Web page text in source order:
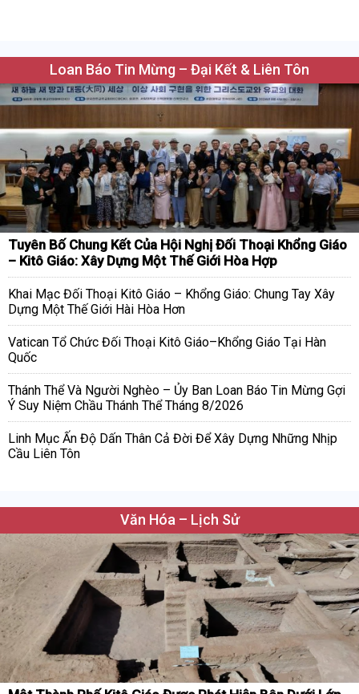
Loan Báo Tin Mừng – Đại Kết & Liên Tôn
Tuyên Bố Chung Kết Của Hội Nghị Đối Thoại Khổng Giáo
– Kitô Giáo: Xây Dựng Một Thế Giới Hòa Hợp
Khai Mạc Đối Thoại Kitô Giáo – Khổng Giáo: Chung Tay Xây
Dựng Một Thế Giới Hài Hòa Hơn
Vatican Tổ Chức Đối Thoại Kitô Giáo–Khổng Giáo Tại Hàn
Quốc
Thánh Thể Và Người Nghèo – Ủy Ban Loan Báo Tin Mừng Gợi
Ý Suy Niệm Chầu Thánh Thể Tháng 8/2026
Linh Mục Ấn Độ Dấn Thân Cả Đời Để Xây Dựng Những Nhịp
Cầu Liên Tôn
Văn Hóa – Lịch Sử